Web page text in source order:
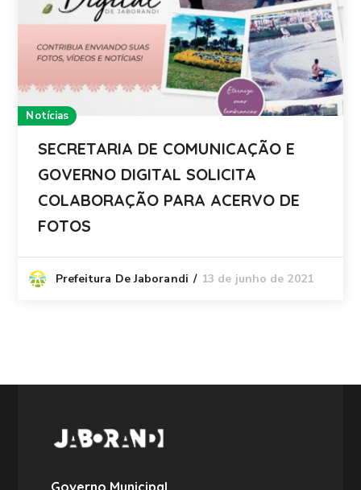
Notícias
SECRETARIA DE COMUNICAÇÃO E
GOVERNO DIGITAL SOLICITA
COLABORAÇÃO PARA ACERVO DE
FOTOS
Prefeitura De Jaborandi 13 de junho de 2021